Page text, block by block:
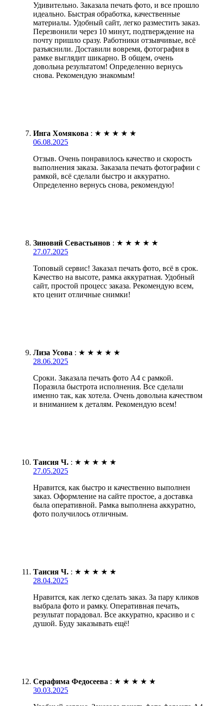
Удивительно. Заказала печать фото, и все прошло
идеально. Быстрая обработка, качественные
материалы. Удобный сайт, легко разместить заказ.
Перезвонили через 10 минут, подтверждение на
почту пришло сразу. Работники отзывчивые, всё
разъяснили. Доставили вовремя, фотография в
рамке выглядит шикарно. В общем, очень
довольна результатом! Определенно вернусь
снова. Рекомендую знакомым!
Инга Хомякова : ★ ★ ★ ★ ★
06.08.2025
Отзыв. Очень понравилось качество и скорость
выполнения заказа. Заказала печать фотографии с
рамкой, всё сделали быстро и аккуратно.
Определенно вернусь снова, рекомендую!
Зиновий Севастьянов : ★ ★ ★ ★ ★
27.07.2025
Топовый сервис! Заказал печать фото, всё в срок.
Качество на высоте, рамка аккуратная. Удобный
сайт, простой процесс заказа. Рекомендую всем,
кто ценит отличные снимки!
Лиза Усова : ★ ★ ★ ★ ★
28.06.2025
Сроки. Заказала печать фото А4 с рамкой.
Поразила быстрота исполнения. Все сделали
именно так, как хотела. Очень довольна качеством
и вниманием к деталям. Рекомендую всем!
Таисия Ч. : ★ ★ ★ ★ ★
27.05.2025
Нравится, как быстро и качественно выполнен
заказ. Оформление на сайте простое, а доставка
была оперативной. Рамка выполнена аккуратно,
фото получилось отличным.
Таисия Ч. : ★ ★ ★ ★ ★
28.04.2025
Нравится, как легко сделать заказ. За пару кликов
выбрала фото и рамку. Оперативная печать,
результат порадовал. Все аккуратно, красиво и с
душой. Буду заказывать ещё!
Серафима Федосеева : ★ ★ ★ ★ ★
30.03.2025